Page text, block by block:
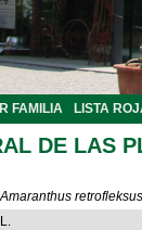
FAMILIA LISTA
DE LAS
Amaranthus retrofleksus
L.